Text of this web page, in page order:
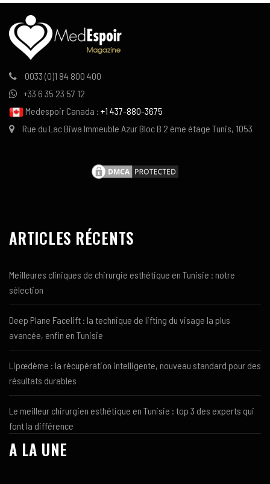
0033 (0)1 84 800 400
+33 6 35 23 57 12
Medespoir Canada : +1 437-880-3675
Rue du Lac Biwa Immeuble Azur Bloc B 2 ème étage Tunis, 1053
ARTICLES RÉCENTS
Meilleures cliniques de chirurgie esthétique en Tunisie : notre
sélection
Deep Plane Facelift : la technique de lifting du visage la plus
avancée, enfin en Tunisie
Lipœdème : la récupération intelligente, nouveau standard pour des
résultats durables
Le meilleur chirurgien esthétique en Tunisie : top 3 des experts qui
font la différence
A LA UNE